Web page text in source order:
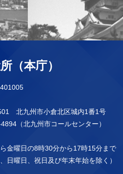
（本庁）
北九州市小倉北区城内1番1号
（北九州市コールセンター）
金曜日の8時30分から17時15分まで
、日曜日、祝日及び年末年始を除く）